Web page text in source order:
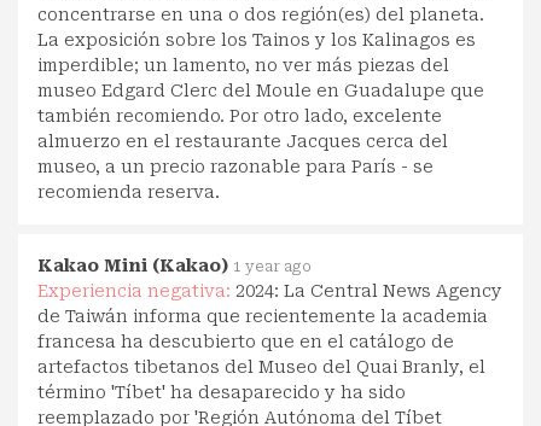
concentrarse en una o dos región(es) del planeta.
La exposición sobre los Tainos y los Kalinagos es
imperdible; un lamento, no ver más piezas del
museo Edgard Clerc del Moule en Guadalupe que
también recomiendo. Por otro lado, excelente
almuerzo en el restaurante Jacques cerca del
museo, a un precio razonable para París - se
recomienda reserva.
Kakao Mini (Kakao) 1 year ago
Experiencia negativa: 2024: La Central News Agency
de Taiwán informa que recientemente la academia
francesa ha descubierto que en el catálogo de
artefactos tibetanos del Museo del Quai Branly, el
término 'Tíbet' ha desaparecido y ha sido
reemplazado por 'Región Autónoma del Tíbet